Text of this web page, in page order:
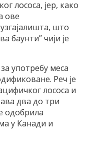
лососа, јер, како
ове
што
баунти” чији је
употребу меса
Реч је
лососа и
два до три
одобрила
у Канади и